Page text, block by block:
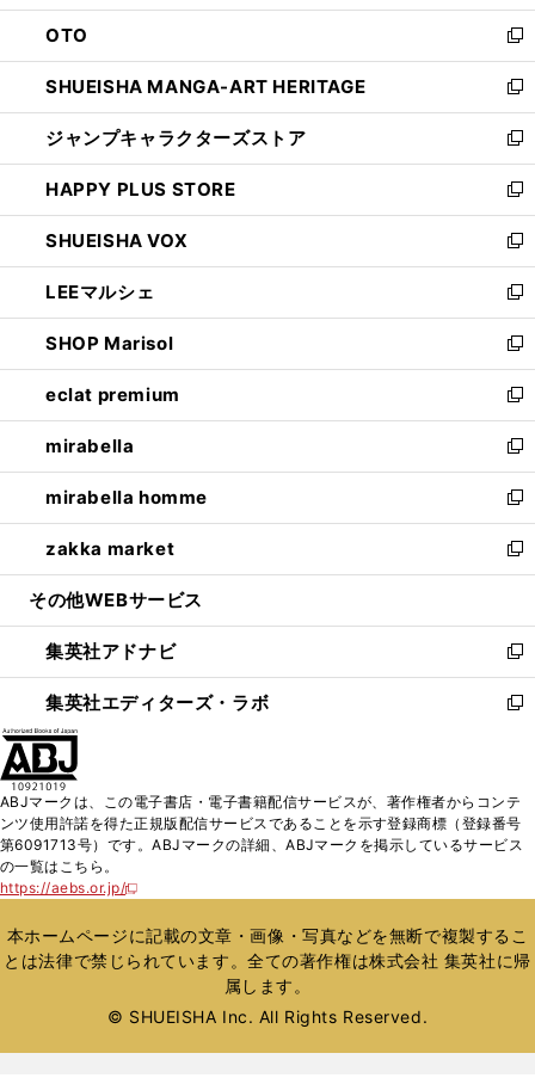
ウ
で
開
く
ン
ド
ウ
で
開
く
OTO
新
し
い
ウ
ィ
ン
ド
ウ
で
開
く
SHUEISHA MANGA-ART HERITAGE
新
し
い
ウ
ィ
ン
ド
ウ
で
開
く
ジャンプキャラクターズストア
新
し
い
ウ
ィ
ン
ド
ウ
で
開
く
HAPPY PLUS STORE
新
し
い
ウ
ィ
ン
ド
ウ
で
開
く
SHUEISHA VOX
新
し
い
ウ
ィ
ン
ド
ウ
で
開
く
LEEマルシェ
新
し
い
ウ
ィ
ン
ド
ウ
で
開
く
SHOP Marisol
新
し
い
ウ
ィ
ン
ド
ウ
で
開
eclat premium
新
し
い
ウ
ィ
ン
ド
ウ
開
く
mirabella
新
し
い
ウ
ィ
ン
ウ
で
開
く
mirabella homme
新
し
い
ウ
ン
ド
ウ
で
zakka market
新
し
ウ
ィ
ン
ド
く
その他WEBサービス
集英社アドナビ
新
し
い
ド
ウ
で
集英社エディターズ・ラボ
新
ィ
ン
ド
開
く
ABJマークは、この電子書店・電子書籍配信サービスが、著作権者からコンテ
ンツ使用許諾を得た正規版配信サービスであることを示す登録商標（登録番号
第6091713号）です。ABJマークの詳細、ABJマークを掲示しているサービス
の一覧はこちら。
https://aebs.or.jp/
新
い
ウ
ィ
ウ
本ホームページに記載の文章・画像・写真などを無断で複製するこ
とは法律で禁じられています。全ての著作権は株式会社 集英社に帰
属します。
© SHUEISHA Inc. All Rights Reserved.